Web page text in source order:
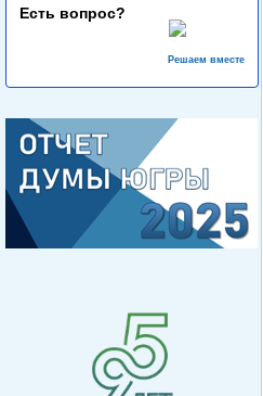
Есть вопрос?
Решаем вместе